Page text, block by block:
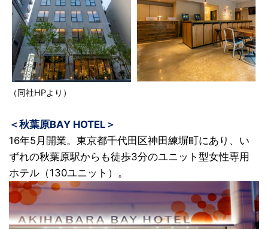
（同社HPより）
＜秋葉原BAY HOTEL＞
16年5月開業。東京都千代田区神田練塀町にあり、い
ずれの秋葉原駅からも徒歩3分のユニット型女性専用
ホテル（130ユニット）。